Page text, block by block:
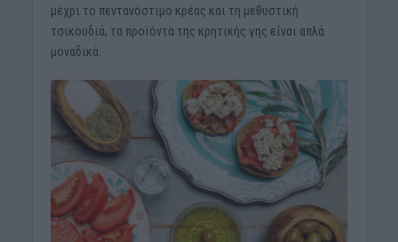
μέχρι το πεντανόστιμο κρέας και τη μεθυστική
τσικουδιά, τα προϊόντα της κρητικής γης είναι απλά
μοναδικά.